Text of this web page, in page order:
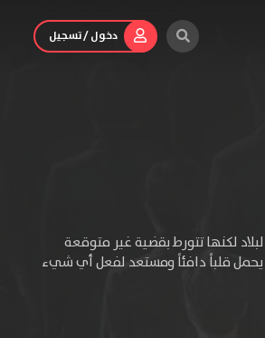
دخول / تسجيل
لكنها تتورط بقضية غير متوقعة
يحمل قلباً دافئاً ومستعد لفعل أي شيء